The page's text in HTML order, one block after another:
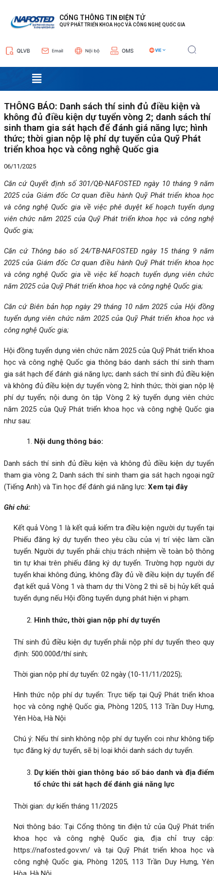
CỔNG THÔNG TIN ĐIỆN TỬ
QUỸ PHÁT TRIỂN KHOA HỌC VÀ CÔNG NGHỆ QUỐC GIA
Menu
THÔNG BÁO: Danh sách thí sinh đủ điều kiện và
không đủ điều kiện dự tuyển vòng 2; danh sách thí
sinh tham gia sát hạch để đánh giá năng lực; hình
thức; thời gian nộp lệ phí dự tuyển của Quỹ Phát
triển khoa học và công nghệ Quốc gia
06/11/2025
Căn cứ Quyết định số 301/QĐ-NAFOSTED ngày 10 tháng 9 năm
2025 của Giám đốc Cơ quan điều hành Quỹ Phát triển khoa học
và công nghệ Quốc gia về việc phê duyệt kế hoạch tuyển dụng
viên chức năm 2025 của Quỹ Phát triển khoa học và công nghệ
Quốc gia;
Căn cứ Thông báo số 24/TB-NAFOSTED ngày 15 tháng 9 năm
2025 của Giám đốc Cơ quan điều hành Quỹ Phát triển khoa học
và công nghệ Quốc gia về việc kế hoạch tuyển dụng viên chức
năm 2025 của Quỹ Phát triển khoa học và công nghệ Quốc gia;
Căn cứ Biên bản họp ngày 29 tháng 10 năm 2025 của Hội đồng
tuyển dụng viên chức năm 2025 của Quỹ Phát triển khoa học và
công nghệ Quốc gia;
Hội đồng tuyển dụng viên chức năm 2025 của Quỹ Phát triển khoa
học và công nghệ Quốc gia thông báo danh sách thí sinh tham
gia sát hạch để đánh giá năng lực; danh sách thí sinh đủ điều kiện
và không đủ điều kiện dự tuyển vòng 2; hình thức; thời gian nộp lệ
phí dự tuyển; nội dung ôn tập Vòng 2 kỳ tuyển dụng viên chức
năm 2025 của Quỹ Phát triển khoa học và công nghệ Quốc gia
như sau:
Nội dung thông báo:
Danh sách thí sinh đủ điều kiện và không đủ điều kiện dự tuyển
tham gia vòng 2; Danh sách thí sinh tham gia sát hạch ngoại ngữ
(Tiếng Anh) và Tin học để đánh giá năng lực: Xem tại đây
Ghi chú:
Kết quả Vòng 1 là kết quả kiểm tra điều kiện người dự tuyển tại
Phiếu đăng ký dự tuyển theo yêu cầu của vị trí việc làm cần
tuyển. Người dự tuyển phải chịu trách nhiệm về toàn bộ thông
tin tự khai trên phiếu đăng ký dự tuyển. Trường hợp người dự
tuyển khai không đúng, không đầy đủ về điều kiện dự tuyển để
đạt kết quả Vòng 1 và tham dự thi Vòng 2 thì sẽ bị hủy kết quả
tuyển dụng nếu Hội đồng tuyển dụng phát hiện vi phạm.
Hình thức, thời gian nộp phí dự tuyển
Thí sinh đủ điều kiện dự tuyển phải nộp phí dự tuyển theo quy
định: 500.000đ/thí sinh;
Thời gian nộp phí dự tuyển: 02 ngày (10-11/11/2025);
Hình thức nộp phí dự tuyển: Trực tiếp tại Quỹ Phát triển khoa
học và công nghệ Quốc gia, Phòng 1205, 113 Trần Duy Hưng,
Yên Hòa, Hà Nội
Chú ý: Nếu thí sinh không nộp phí dự tuyển coi như không tiếp
tục đăng ký dự tuyển, sẽ bị loại khỏi danh sách dự tuyển.
Dự kiến thời gian thông báo số báo danh và địa điểm
tổ chức thi sát hạch để đánh giá năng lực
Thời gian: dự kiến tháng 11/2025
Nơi thông báo: Tại Cổng thông tin điện tử của Quỹ Phát triển
khoa học và công nghệ Quốc gia, địa chỉ truy cập:
https://nafosted.gov.vn/và tại Quỹ Phát triển khoa học và
công nghệ Quốc gia, Phòng 1205, 113 Trần Duy Hưng, Yên
hướng
bài